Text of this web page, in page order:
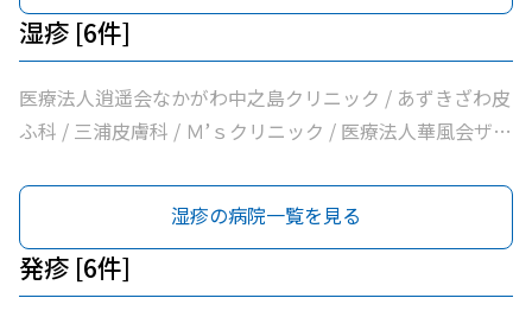
湿疹 [6件]
医療法人逍遥会なかがわ中之島クリニック / あずきざわ皮
ふ科 / 三浦皮膚科 / Ｍ’ｓクリニック / 医療法人華風会ザ・
フ科クリニック
湿疹の病院一覧を見る
発疹 [6件]